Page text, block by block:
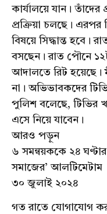
কার্যালয়ে যান। তাঁদের
প্রক্রিয়া চলছে।
বিষয়ে সিদ্ধান্ত হবে।
বসছেন। রাত পৌনে
আদালতে রিট হয়েছে।
না। অভিভাবকদের
পুলিশ বলেছে, টিভির
এসে নিয়ে যাবেন।
আরও পড়ুন
৬ সমন্বয়ককে ২৪ ঘণ্টার
সমাজের’ আলটিমেটাম
৩০ জুলাই ২০২৪
গত রাতে যোগাযোগ